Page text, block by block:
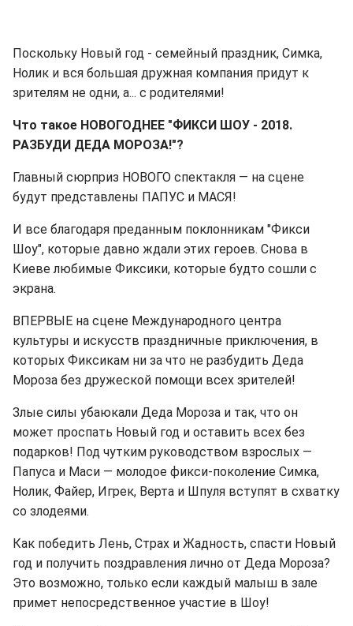
Поскольку Новый год - семейный праздник, Симка,
Нолик и вся большая дружная компания придут к
зрителям не одни, а... с родителями!
Что такое НОВОГОДНЕЕ "ФИКСИ ШОУ - 2018.
РАЗБУДИ ДЕДА МОРОЗА!"?
Главный сюрприз НОВОГО спектакля — на сцене
будут представлены ПАПУС и МАСЯ!
И все благодаря преданным поклонникам "Фикси
Шоу", которые давно ждали этих героев. Снова в
Киеве любимые Фиксики, которые будто сошли с
экрана.
ВПЕРВЫЕ на сцене Международного центра
культуры и искусств праздничные приключения, в
которых Фиксикам ни за что не разбудить Деда
Мороза без дружеской помощи всех зрителей!
Злые силы убаюкали Деда Мороза и так, что он
может проспать Новый год и оставить всех без
подарков! Под чутким руководством взрослых —
Папуса и Маси — молодое фикси-поколение Симка,
Нолик, Файер, Игрек, Верта и Шпуля вступят в схватку
со злодеями.
Как победить Лень, Страх и Жадность, спасти Новый
год и получить поздравления лично от Деда Мороза?
Это возможно, только если каждый малыш в зале
примет непосредственное участие в Шоу!